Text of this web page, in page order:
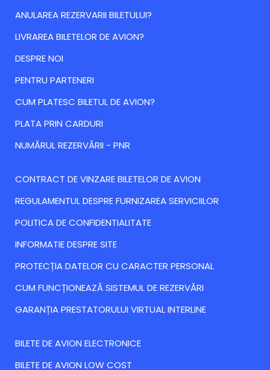
ANULAREA REZERVARII BILETULUI?
LIVRAREA BILETELOR DE AVION?
DESPRE NOI
PENTRU PARTENERI
CUM PLATESC BILETUL DE AVION?
PLATA PRIN CARDURI
NUMĂRUL REZERVĂRII - PNR
CONTRACT DE VINZARE BILETELOR DE AVION
REGULAMENTUL DESPRE FURNIZAREA SERVICIILOR
POLITICA DE CONFIDENTIALITATE
INFORMATIE DESPRE SITE
PROTECȚIA DATELOR CU CARACTER PERSONAL
CUM FUNCȚIONEAZĂ SISTEMUL DE REZERVĂRI
GARANȚIA PRESTATORULUI VIRTUAL INTERLINE
BILETE DE AVION ELECTRONICE
BILETE DE AVION LOW COST